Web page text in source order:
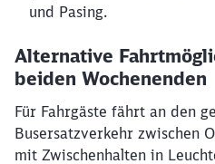
und Pasing.
Alternative
beiden Wochenenden
Für Fahrgäste fährt an den
Busersatzverkehr zwischen
mit Zwischenhalten in